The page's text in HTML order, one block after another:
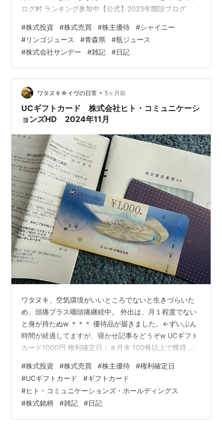
ログ村 ランキング参加中【公式】2023年開設ブログ
#株式投資 #株式売買 #株主優待 #シャイニー
#リンゴジュース #青森県 #瓶ジュース
#株式会社サンデー #雑記 #日記
ワタヌキ☆イヴの日常 • 5ヶ月前
UCギフトカード 株式会社ヒト・コミュニケーシ
ョンズHD 2024年11月
ワタヌキ、空気環境がいいところでないと生きづらいた
め、頭痛プラス咽頭痛継続中。 外出は、月１程度でない
と身が持たぬw ＊＊＊ 優待品が届きました。←ずいぶん
時間が経過してますが、寝かせ記事をどうぞw UCギフト
カード1000円 権利確定日：８月末 100株以上で獲得 記
ROOMも始めました↓ room.rakuten.co.jp にほんブログ
村 ランキング参加中【公式】2023年開設ブログ
#株式投資 #株式売買 #株主優待 #権利確定日
#UCギフトカード #ギフトカード
#ヒト・コミュニケーションズ・ホールディングス
#株式銘柄 #雑記 #日記